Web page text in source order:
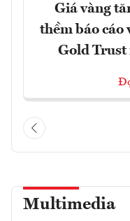
Giá vàng
thềm báo cáo
Gold Trust
Multimedia